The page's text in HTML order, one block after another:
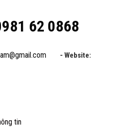
62 0868
- Website:
tin